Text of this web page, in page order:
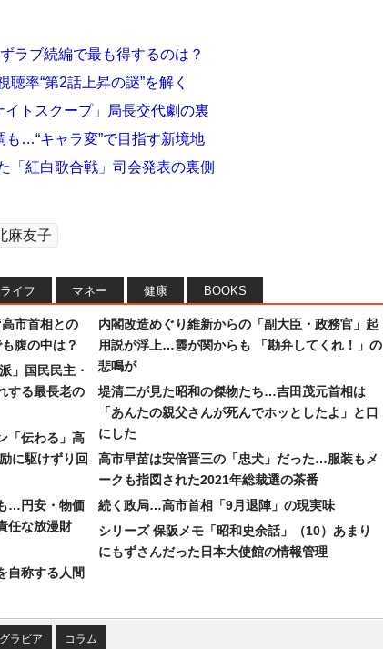
ラブ続編で最も得するのは？
率“第2話上昇の謎”を解く
トスクープ」局長交代劇の裏
…“キャラ変”で目指す新境地
「紅白歌合戦」司会発表の裏側
麻友子
ライフ マネー 健康 BOOKS
市首相との
腹の中は？
」国民民主・
する最長老の
「伝わる」高
に駆けずり回
…円安・物価
任な放漫財
自称する人間
内閣改造めぐり維新からの「副大臣・政務官」起
用説が浮上…霞が関からも 「勘弁してくれ！」の
悲鳴が
堤清二が見た昭和の傑物たち…吉田茂元首相は
「あんたの親父さんが死んでホッとしたよ」と口
にした
高市早苗は安倍晋三の「忠犬」だった…服装もメ
ークも指図された2021年総裁選の茶番
続く政局…高市首相「9月退陣」の現実味
シリーズ 保阪メモ「昭和史余話」（10）あまり
にもずさんだった日本大使館の情報管理
グラビア コラム